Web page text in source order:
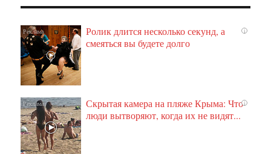
i
Ролик длится несколько секунд, а
смеяться вы будете долго
i
Скрытая камера на пляже Крыма: Что
люди вытворяют, когда их не видят...